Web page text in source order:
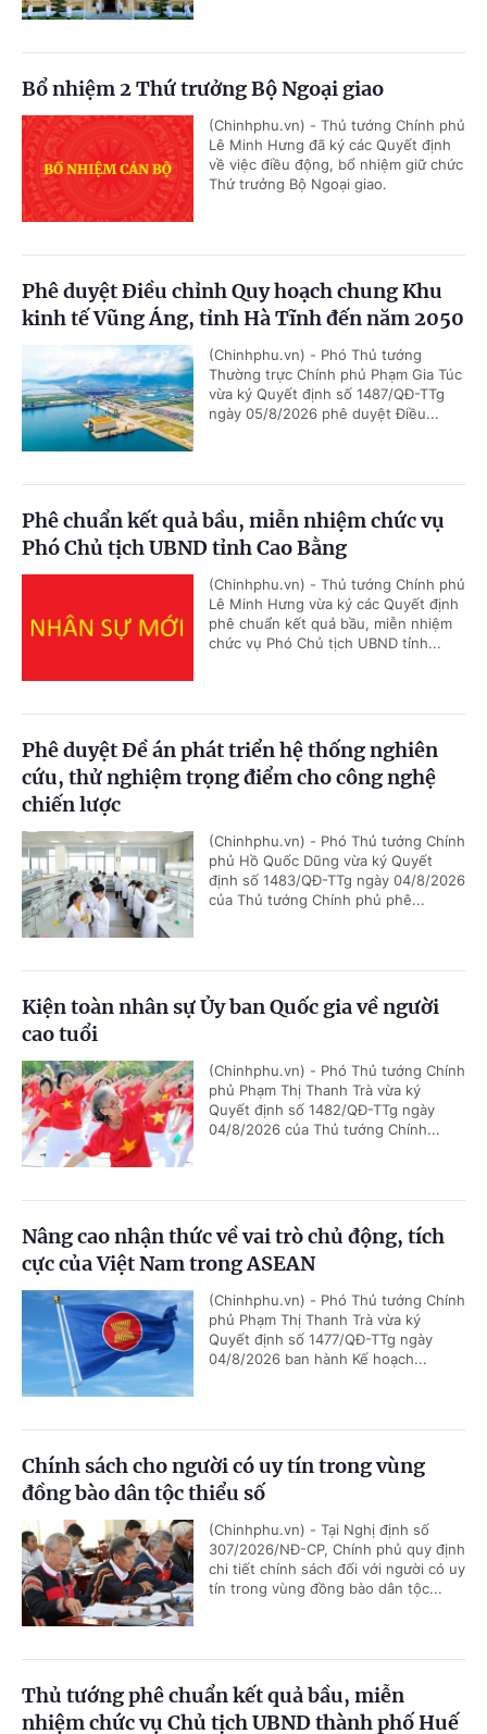
Bổ nhiệm 2 Thứ trưởng Bộ Ngoại giao
(Chinhphu.vn) - Thủ tướng Chính phủ
Lê Minh Hưng đã ký các Quyết định
về việc điều động, bổ nhiệm giữ chức
Thứ trưởng Bộ Ngoại giao.
Phê duyệt Điều chỉnh Quy hoạch chung Khu
kinh tế Vũng Áng, tỉnh Hà Tĩnh đến năm 2050
(Chinhphu.vn) - Phó Thủ tướng
Thường trực Chính phủ Phạm Gia Túc
vừa ký Quyết định số 1487/QĐ-TTg
ngày 05/8/2026 phê duyệt Điều...
Phê chuẩn kết quả bầu, miễn nhiệm chức vụ
Phó Chủ tịch UBND tỉnh Cao Bằng
(Chinhphu.vn) - Thủ tướng Chính phủ
Lê Minh Hưng vừa ký các Quyết định
phê chuẩn kết quả bầu, miễn nhiệm
chức vụ Phó Chủ tịch UBND tỉnh...
Phê duyệt Đề án phát triển hệ thống nghiên
cứu, thử nghiệm trọng điểm cho công nghệ
chiến lược
(Chinhphu.vn) - Phó Thủ tướng Chính
phủ Hồ Quốc Dũng vừa ký Quyết
định số 1483/QĐ-TTg ngày 04/8/2026
của Thủ tướng Chính phủ phê...
Kiện toàn nhân sự Ủy ban Quốc gia về người
cao tuổi
(Chinhphu.vn) - Phó Thủ tướng Chính
phủ Phạm Thị Thanh Trà vừa ký
Quyết định số 1482/QĐ-TTg ngày
04/8/2026 của Thủ tướng Chính...
Nâng cao nhận thức về vai trò chủ động, tích
cực của Việt Nam trong ASEAN
(Chinhphu.vn) - Phó Thủ tướng Chính
phủ Phạm Thị Thanh Trà vừa ký
Quyết định số 1477/QĐ-TTg ngày
04/8/2026 ban hành Kế hoạch...
Chính sách cho người có uy tín trong vùng
đồng bào dân tộc thiểu số
(Chinhphu.vn) - Tại Nghị định số
307/2026/NĐ-CP, Chính phủ quy định
chi tiết chính sách đối với người có uy
tín trong vùng đồng bào dân tộc...
Thủ tướng phê chuẩn kết quả bầu, miễn
nhiệm chức vụ Chủ tịch UBND thành phố Huế